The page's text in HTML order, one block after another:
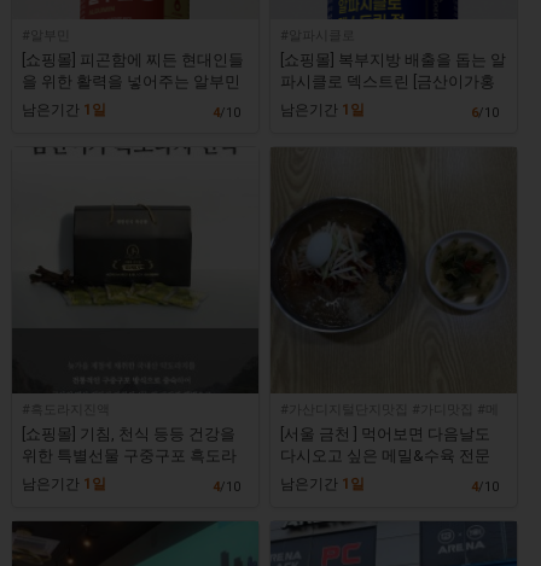
[쇼핑몰] 피곤함에 찌든 현대인들
을 위한 활력을 넣어주는 알부민
영양제 [금산이가홍삼]
남은기간 1일 4/10
#알파시클로
[쇼핑몰] 복부지방 배출을 돕는 알
파시클로 덱스트린 [금산이가홍
삼]
남은기간 1일 6/10
[쇼핑몰] 기침, 천식 등등 건강을
위한 특별선물 구중구포 흑도라
지 진액 [금산이가홍삼]
남은기간 1일 4/10
#가산디지털단지맛집 #가디맛집 #메
밀전문점
[서울 금천 ] 먹어보면 다음날도
다시오고 싶은 메밀&수육 전문
한식 맛집 [메밀정]
남은기간 1일 4/10